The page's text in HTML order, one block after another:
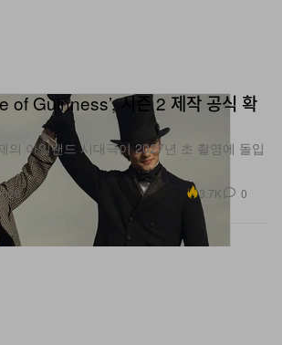
of Guinness’, 시즌 2 제작 공식 확
의 아일랜드 시대극이 2027년 초 촬영에 돌입
3.7K 0